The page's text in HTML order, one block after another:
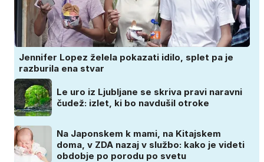
Jennifer Lopez želela pokazati idilo, splet pa je
razburila ena stvar
Le uro iz Ljubljane se skriva pravi naravni
čudež: izlet, ki bo navdušil otroke
Na Japonskem k mami, na Kitajskem
doma, v ZDA nazaj v službo: kako je videti
obdobje po porodu po svetu